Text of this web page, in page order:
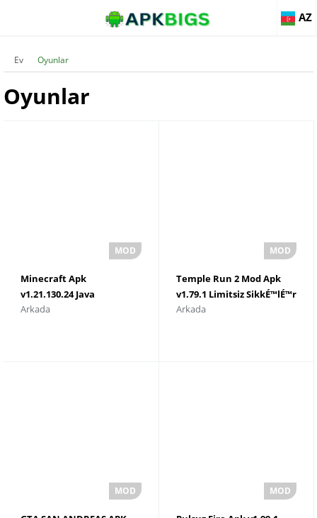
AZ
Ev Oyunlar
Oyunlar
Minecraft Apk
v1.21.130.24 Java
BuraxÄ±lÄ±ÅŸÄ±nÄ±
Arkada
Temple Run 2 Mod Apk
v1.79.1 Limitsiz SikkÉ™lÉ™r
vÉ™ QiymÉ™tli DaÅŸlar
Arkada